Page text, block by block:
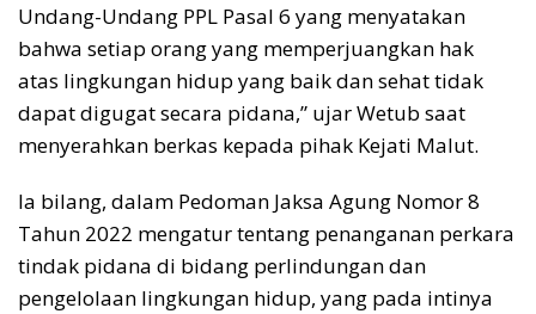
Undang-Undang PPL Pasal 6 yang menyatakan
bahwa setiap orang yang memperjuangkan hak
atas lingkungan hidup yang baik dan sehat tidak
dapat digugat secara pidana,” ujar Wetub saat
menyerahkan berkas kepada pihak Kejati Malut.
Ia bilang, dalam Pedoman Jaksa Agung Nomor 8
Tahun 2022 mengatur tentang penanganan perkara
tindak pidana di bidang perlindungan dan
pengelolaan lingkungan hidup, yang pada intinya